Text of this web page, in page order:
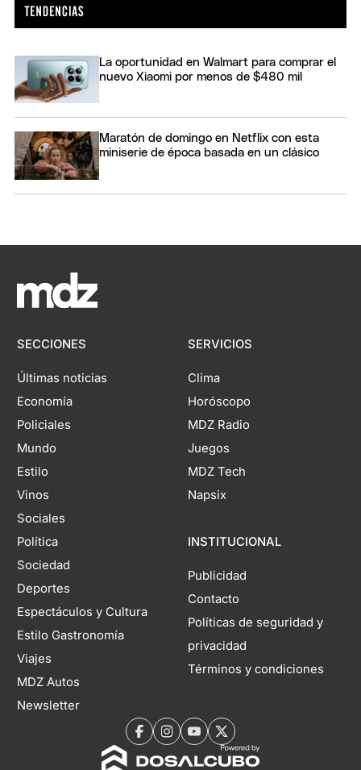
La oportunidad en Walmart para comprar el
nuevo Xiaomi por menos de $480 mil
Maratón de domingo en Netflix con esta
miniserie de época basada en un clásico
SECCIONES
Últimas noticias
Economía
Policiales
Mundo
Estilo
Vinos
Sociales
Política
Sociedad
Deportes
Espectáculos y Cultura
Estilo Gastronomía
Viajes
MDZ Autos
Newsletter
SERVICIOS
Clima
Horóscopo
MDZ Radio
Juegos
MDZ Tech
Napsix
INSTITUCIONAL
Publicidad
Contacto
Políticas de seguridad y
privacidad
Términos y condiciones